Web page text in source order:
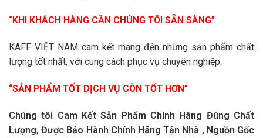
“KHI KHÁCH HÀNG CẦN CHÚNG TÔI SẴN SÀNG”
KAFF VIỆT NAM cam kết mang đến những sản phẩm chất
lượng tốt nhất, với cung cách phục vụ chuyên nghiệp.
“SẢN PHẨM TỐT DỊCH VỤ CÒN TỐT HƠN”
Chúng tôi Cam Kết Sản Phẩm Chính Hãng Đúng Chất
Lượng, Được Bảo Hành Chính Hãng Tận Nhà , Nguồn Gốc